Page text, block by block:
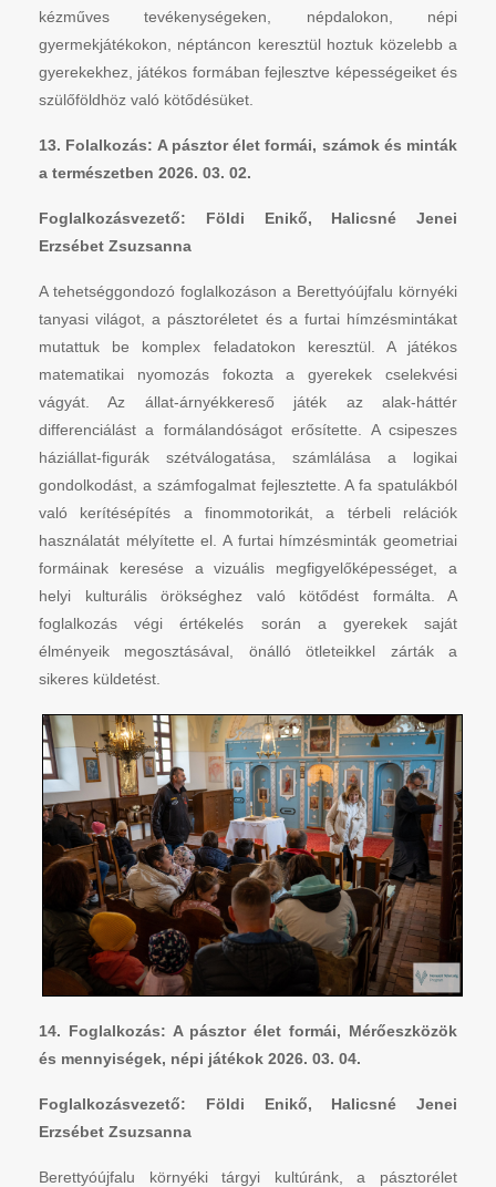
kézműves tevékenységeken, népdalokon, népi
gyermekjátékokon, néptáncon keresztül hoztuk közelebb a
gyerekekhez, játékos formában fejlesztve képességeiket és
szülőföldhöz való kötődésüket.
13. Folalkozás: A pásztor élet formái, számok és minták
a természetben 2026. 03. 02.
Foglalkozásvezető: Földi Enikő, Halicsné Jenei
Erzsébet Zsuzsanna
A tehetséggondozó foglalkozáson a Berettyóújfalu környéki
tanyasi világot, a pásztoréletet és a furtai hímzésmintákat
mutattuk be komplex feladatokon keresztül. A játékos
matematikai nyomozás fokozta a gyerekek cselekvési
vágyát. Az állat-árnyékkereső játék az alak-háttér
differenciálást a formálandóságot erősítette. A csipeszes
háziállat-figurák szétválogatása, számlálása a logikai
gondolkodást, a számfogalmat fejlesztette. A fa spatulákból
való kerítésépítés a finommotorikát, a térbeli relációk
használatát mélyítette el. A furtai hímzésminták geometriai
formáinak keresése a vizuális megfigyelőképességet, a
helyi kulturális örökséghez való kötődést formálta. A
foglalkozás végi értékelés során a gyerekek saját
élményeik megosztásával, önálló ötleteikkel zárták a
sikeres küldetést.
14. Foglalkozás: A pásztor élet formái, Mérőeszközök
és mennyiségek, népi játékok 2026. 03. 04.
Foglalkozásvezető: Földi Enikő, Halicsné Jenei
Erzsébet Zsuzsanna
Berettyóújfalu környéki tárgyi kultúránk, a pásztorélet